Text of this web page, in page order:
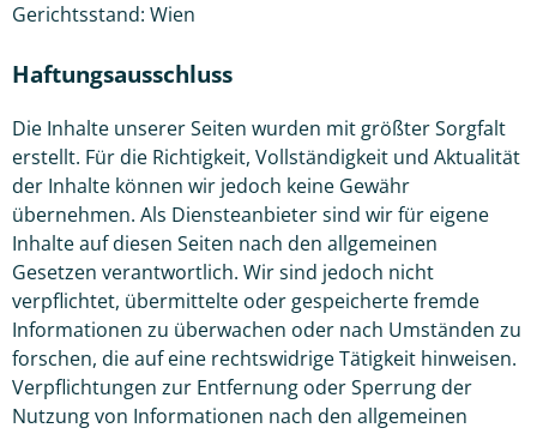
Gerichtsstand: Wien
Haftungsausschluss
Die Inhalte unserer Seiten wurden mit größter Sorgfalt
erstellt. Für die Richtigkeit, Vollständigkeit und Aktualität
der Inhalte können wir jedoch keine Gewähr
übernehmen. Als Diensteanbieter sind wir für eigene
Inhalte auf diesen Seiten nach den allgemeinen
Gesetzen verantwortlich. Wir sind jedoch nicht
verpflichtet, übermittelte oder gespeicherte fremde
Informationen zu überwachen oder nach Umständen zu
forschen, die auf eine rechtswidrige Tätigkeit hinweisen.
Verpflichtungen zur Entfernung oder Sperrung der
Nutzung von Informationen nach den allgemeinen